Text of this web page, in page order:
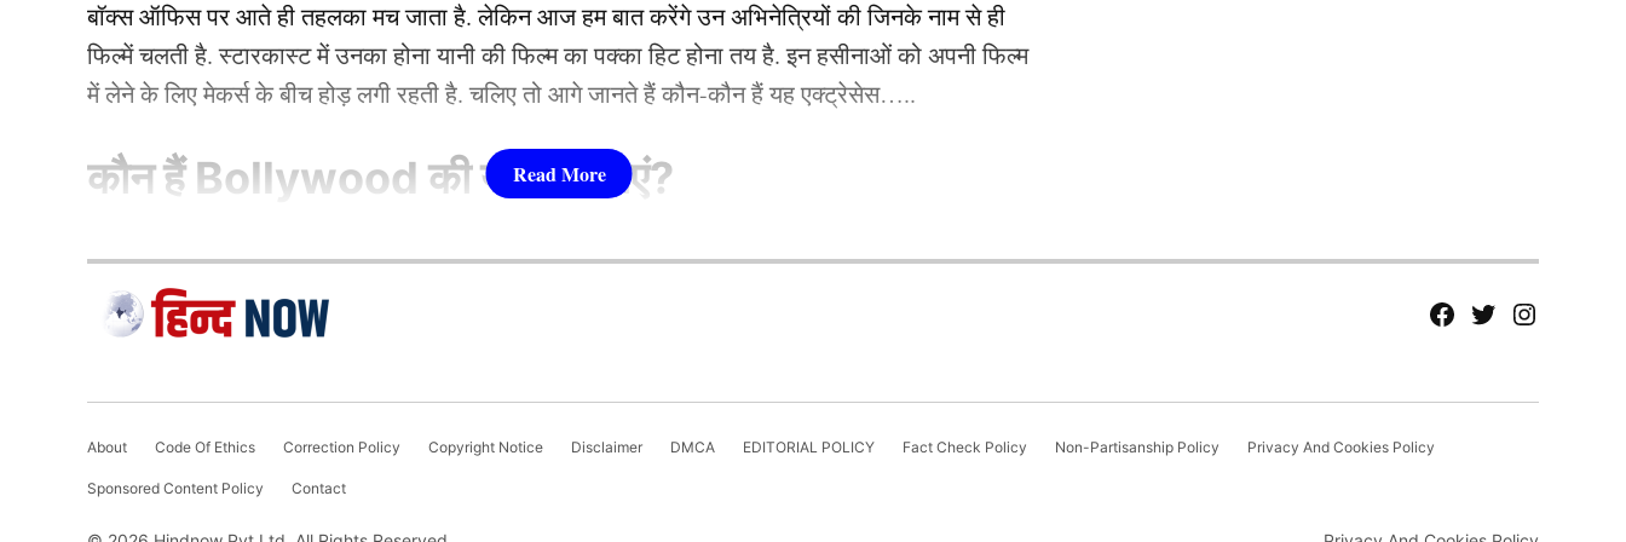
बॉक्स ऑफिस पर आते ही तहलका मच जाता है. लेकिन आज हम बात करेंगे उन अभिनेत्रियों की जिनके नाम से ही
फिल्में चलती है. स्टारकास्ट में उनका होना यानी की फिल्म का पक्का हिट होना तय है. इन हसीनाओं को अपनी फिल्म
में लेने के लिए मेकर्स के बीच होड़ लगी रहती है. चलिए तो आगे जानते हैं कौन-कौन हैं यह एक्ट्रेसेस…..
कौन हैंBollywood की यह हसीनाएं?
1.दीपिका पादुकोण ( Deepika Padukone)
फिल्मों में ‘कॉकटेल’, ‘छपाक’, ‘पठान’, ‘जवान’ और ‘कल्कि 2898 AD’ भी शामिल है.
fb Tw tw
About Code Of Ethics Correction Policy Copyright Notice Disclaimer DMCA EDITORIAL POLICY Fact Check Policy Non-Partisanship Policy Privacy And Cookies Policy
Sponsored Content Policy Contact